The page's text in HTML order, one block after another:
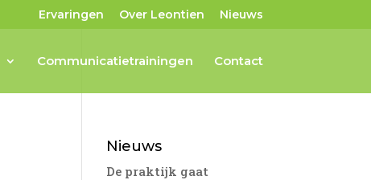
Ervaringen Over Leontien Nieuws
Communicatietrainingen Contact
Nieuws
De praktijk gaat